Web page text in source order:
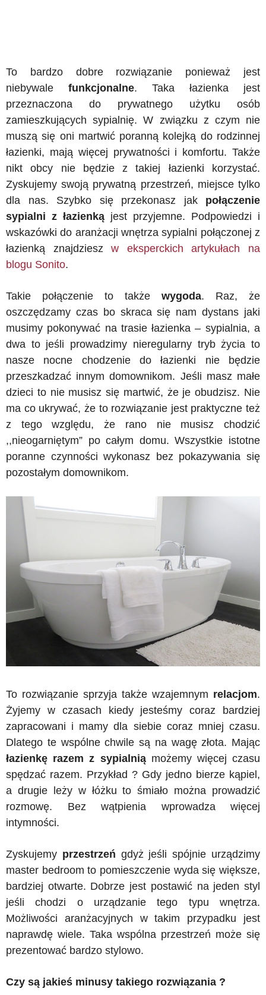
To bardzo dobre rozwiązanie ponieważ jest
niebywale funkcjonalne. Taka łazienka jest
przeznaczona do prywatnego użytku osób
zamieszkujących sypialnię. W związku z czym nie
muszą się oni martwić poranną kolejką do rodzinnej
łazienki, mają więcej prywatności i komfortu. Także
nikt obcy nie będzie z takiej łazienki korzystać.
Zyskujemy swoją prywatną przestrzeń, miejsce tylko
dla nas. Szybko się przekonasz jak połączenie
sypialni z łazienką jest przyjemne. Podpowiedzi i
wskazówki do aranżacji wnętrza sypialni połączonej z
łazienką znajdzieszw eksperckich artykułach na
blogu Sonito.
Takie połączenie to także wygoda. Raz, że
oszczędzamy czas bo skraca się nam dystans jaki
musimy pokonywać na trasie łazienka – sypialnia, a
dwa to jeśli prowadzimy nieregularny tryb życia to
nasze nocne chodzenie do łazienki nie będzie
przeszkadzać innym domownikom. Jeśli masz małe
dzieci to nie musisz się martwić, że je obudzisz. Nie
ma co ukrywać, że to rozwiązanie jest praktyczne też
z tego względu, że rano nie musisz chodzić
,,nieogarniętym” po całym domu. Wszystkie istotne
poranne czynności wykonasz bez pokazywania się
pozostałym domownikom.
To rozwiązanie sprzyja także wzajemnym relacjom.
Żyjemy w czasach kiedy jesteśmy coraz bardziej
zapracowani i mamy dla siebie coraz mniej czasu.
Dlatego te wspólne chwile są na wagę złota. Mając
łazienkę razem z sypialniąmożemy więcej czasu
spędzać razem. Przykład ? Gdy jedno bierze kąpiel,
a drugie leży w łóżku to śmiało można prowadzić
rozmowę. Bez wątpienia wprowadza więcej
intymności.
Zyskujemy przestrzeń gdyż jeśli spójnie urządzimy
master bedroom to pomieszczenie wyda się większe,
bardziej otwarte. Dobrze jest postawić na jeden styl
jeśli chodzi o urządzanie tego typu wnętrza.
Możliwości aranżacyjnych w takim przypadku jest
naprawdę wiele. Taka wspólna przestrzeń może się
prezentować bardzo stylowo.
Czy są jakieś minusy takiego rozwiązania ?